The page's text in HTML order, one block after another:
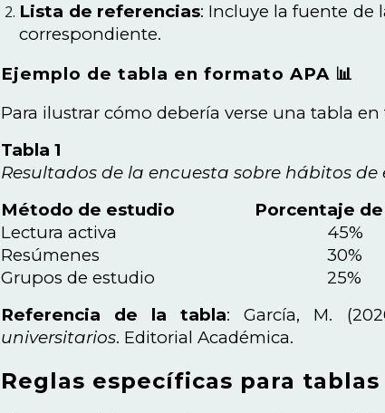
Lista de referencias: Incluye la fuente de
correspondiente.
Ejemplo de tabla en formato APA 📊
Para ilustrar cómo debería verse una tabla
Tabla 1
Resultados de la encuesta sobre hábitos de
Método de estudio
Porcentaje
Lectura activa
45%
Resúmenes
30%
Grupos de estudio
25%
Referencia de la tabla: García, M.
universitarios. Editorial Académica.
Reglas específicas para